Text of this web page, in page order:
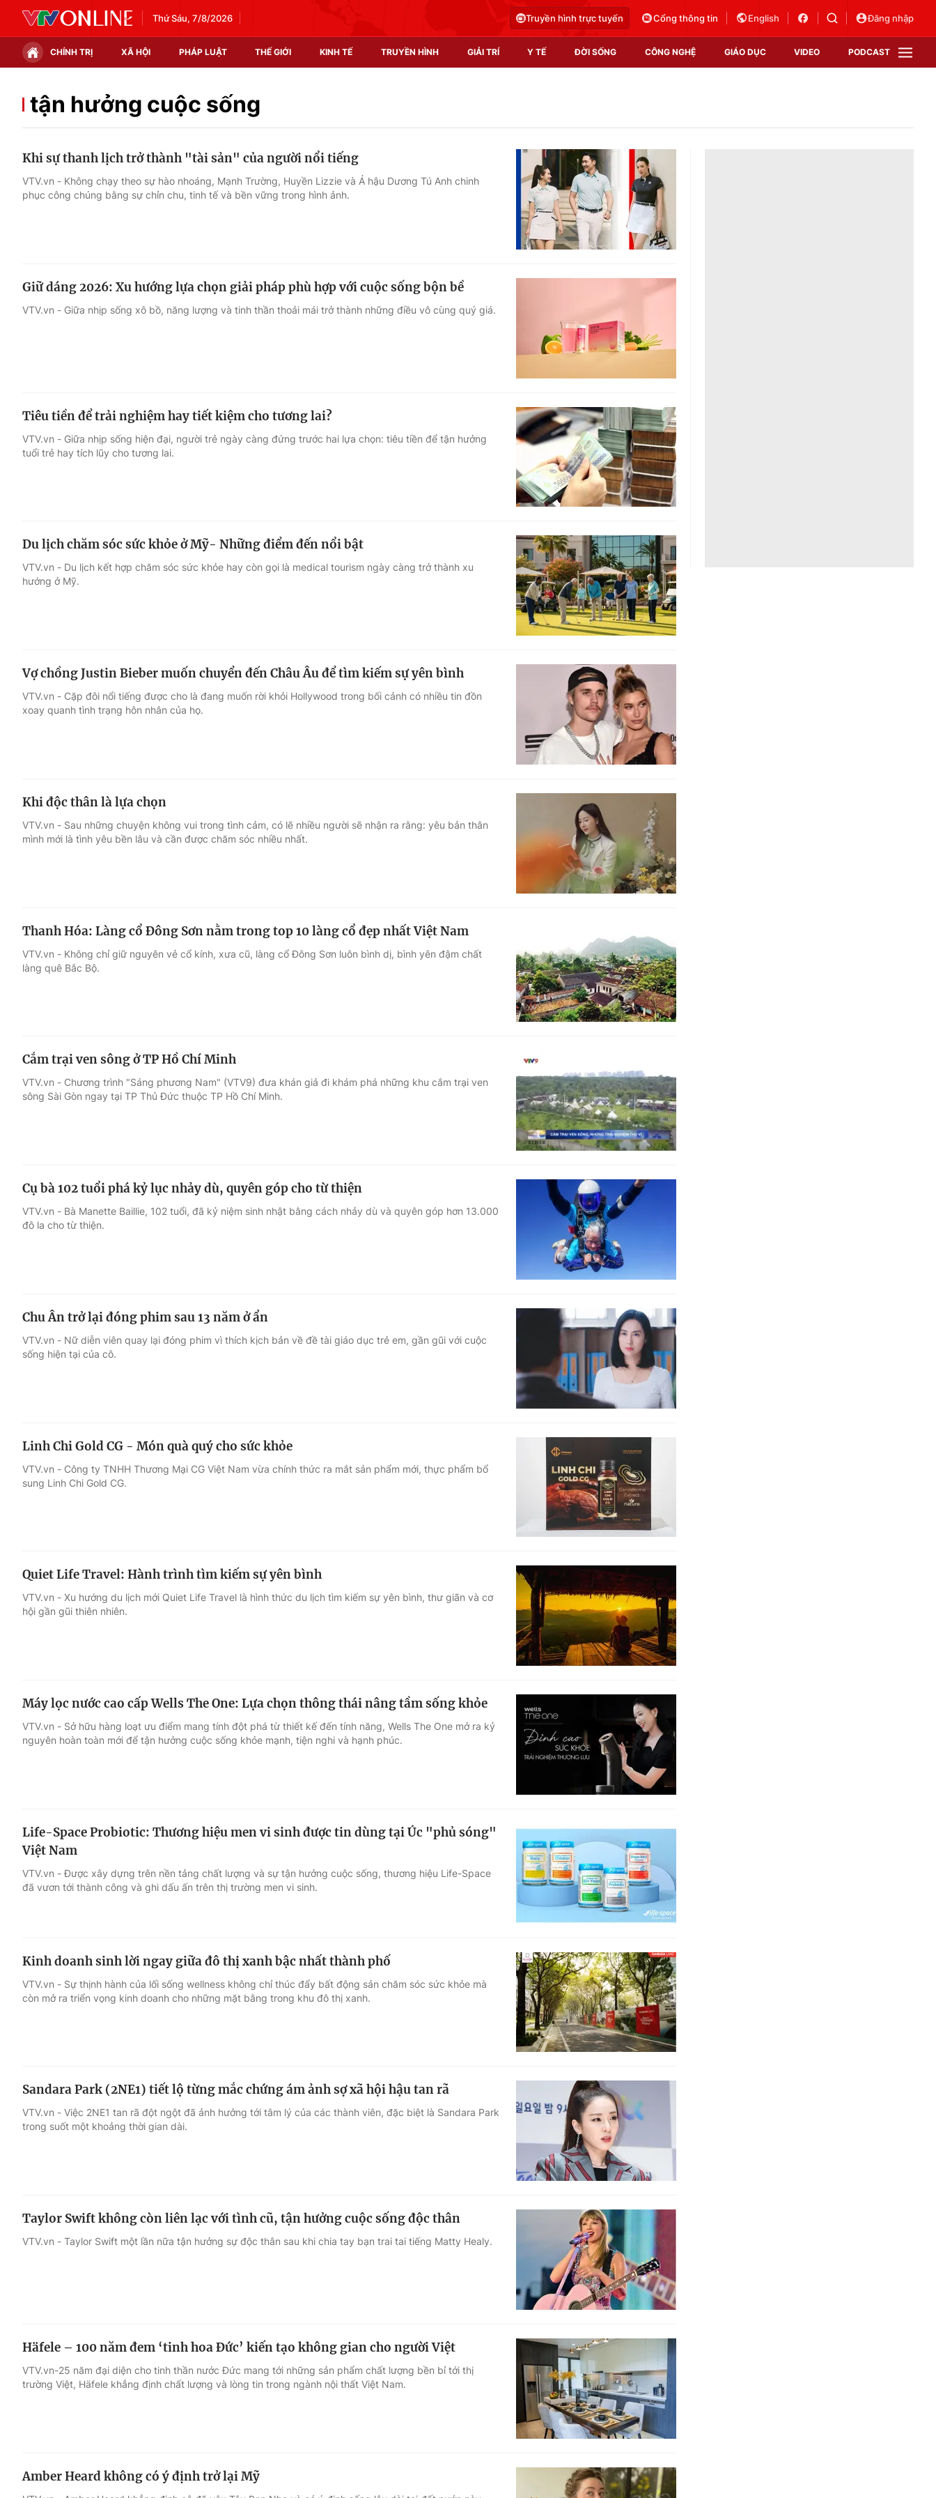
Thứ Sáu, 7/8/2026 Truyền hình trực tuyến Cổng thông tin English Đăng nhập
CHÍNH TRỊ XÃ HỘI PHÁP LUẬT THẾ GIỚI KINH TẾ TRUYỀN HÌNH GIẢI TRÍ Y TẾ ĐỜI SỐNG CÔNG NGHỆ GIÁO DỤC VIDEO PODCAST
Chính trị Xã hội
Thế giới đó đây
Thị trường
Giải sao mai
Video
Shorts video
Podcast
EMagazine
Photo
Góc ảnh
Điện ảnh
Âm nhạc
Sao
Du lịch
Làm đẹp
Học trực tuyến
Công nghệ
Hitech Công nghệ tương lai
Sản phẩm
Thị trường
Tư vấn
VTV Sức khoẻ
tận hưởng cuộc sống
Khi sự thanh lịch trở thành "tài sản" của người nổi tiếng
VTV.vn - Không chạy theo sự hào nhoáng, Mạnh Trường, Huyền Lizzie và Á hậu Dương Tú Anh chinh
phục công chúng bằng sự chỉn chu, tinh tế và bền vững trong hình ảnh.
Giữ dáng 2026: Xu hướng lựa chọn giải pháp phù hợp với cuộc sống bộn bề
VTV.vn - Giữa nhịp sống xô bồ, năng lượng và tinh thần thoải mái trở thành những điều vô cùng quý giá.
Tiêu tiền để trải nghiệm hay tiết kiệm cho tương lai?
VTV.vn - Giữa nhịp sống hiện đại, người trẻ ngày càng đứng trước hai lựa chọn: tiêu tiền để tận hưởng
tuổi trẻ hay tích lũy cho tương lai.
Du lịch chăm sóc sức khỏe ở Mỹ- Những điểm đến nổi bật
VTV.vn - Du lịch kết hợp chăm sóc sức khỏe hay còn gọi là medical tourism ngày càng trở thành xu
hướng ở Mỹ.
Vợ chồng Justin Bieber muốn chuyển đến Châu Âu để tìm kiếm sự yên bình
VTV.vn - Cặp đôi nổi tiếng được cho là đang muốn rời khỏi Hollywood trong bối cảnh có nhiều tin đồn
xoay quanh tình trạng hôn nhân của họ.
Khi độc thân là lựa chọn
VTV.vn - Sau những chuyện không vui trong tình cảm, có lẽ nhiều người sẽ nhận ra rằng: yêu bản thân
mình mới là tình yêu bền lâu và cần được chăm sóc nhiều nhất.
Thanh Hóa: Làng cổ Đông Sơn nằm trong top 10 làng cổ đẹp nhất Việt Nam
VTV.vn - Không chỉ giữ nguyên vẻ cổ kính, xưa cũ, làng cổ Đông Sơn luôn bình dị, bình yên đậm chất
làng quê Bắc Bộ.
Cắm trại ven sông ở TP Hồ Chí Minh
VTV.vn - Chương trình "Sáng phương Nam" (VTV9) đưa khán giả đi khám phá những khu cắm trại ven
sông Sài Gòn ngay tại TP Thủ Đức thuộc TP Hồ Chí Minh.
Cụ bà 102 tuổi phá kỷ lục nhảy dù, quyên góp cho từ thiện
VTV.vn - Bà Manette Baillie, 102 tuổi, đã kỷ niệm sinh nhật bằng cách nhảy dù và quyên góp hơn 13.000
đô la cho từ thiện.
Chu Ân trở lại đóng phim sau 13 năm ở ẩn
VTV.vn - Nữ diễn viên quay lại đóng phim vì thích kịch bản về đề tài giáo dục trẻ em, gần gũi với cuộc
sống hiện tại của cô.
Linh Chi Gold CG - Món quà quý cho sức khỏe
VTV.vn - Công ty TNHH Thương Mại CG Việt Nam vừa chính thức ra mắt sản phẩm mới, thực phẩm bổ
sung Linh Chi Gold CG.
Quiet Life Travel: Hành trình tìm kiếm sự yên bình
VTV.vn - Xu hướng du lịch mới Quiet Life Travel là hình thức du lịch tìm kiếm sự yên bình, thư giãn và cơ
hội gần gũi thiên nhiên.
Máy lọc nước cao cấp Wells The One: Lựa chọn thông thái nâng tầm sống khỏe
VTV.vn - Sở hữu hàng loạt ưu điểm mang tính đột phá từ thiết kế đến tính năng, Wells The One mở ra kỷ
nguyên hoàn toàn mới để tận hưởng cuộc sống khỏe mạnh, tiện nghi và hạnh phúc.
Life-Space Probiotic: Thương hiệu men vi sinh được tin dùng tại Úc "phủ sóng"
Việt Nam
VTV.vn - Được xây dựng trên nền tảng chất lượng và sự tận hưởng cuộc sống, thương hiệu Life-Space
đã vươn tới thành công và ghi dấu ấn trên thị trường men vi sinh.
Kinh doanh sinh lời ngay giữa đô thị xanh bậc nhất thành phố
VTV.vn - Sự thịnh hành của lối sống wellness không chỉ thúc đẩy bất động sản chăm sóc sức khỏe mà
còn mở ra triển vọng kinh doanh cho những mặt bằng trong khu đô thị xanh.
Sandara Park (2NE1) tiết lộ từng mắc chứng ám ảnh sợ xã hội hậu tan rã
VTV.vn - Việc 2NE1 tan rã đột ngột đã ảnh hưởng tới tâm lý của các thành viên, đặc biệt là Sandara Park
trong suốt một khoảng thời gian dài.
Taylor Swift không còn liên lạc với tình cũ, tận hưởng cuộc sống độc thân
VTV.vn - Taylor Swift một lần nữa tận hưởng sự độc thân sau khi chia tay bạn trai tai tiếng Matty Healy.
Häfele – 100 năm đem ‘tinh hoa Đức’ kiến tạo không gian cho người Việt
VTV.vn-25 năm đại diện cho tinh thần nước Đức mang tới những sản phẩm chất lượng bền bỉ tới thị
trường Việt, Häfele khẳng định chất lượng và lòng tin trong ngành nội thất Việt Nam.
Amber Heard không có ý định trở lại Mỹ